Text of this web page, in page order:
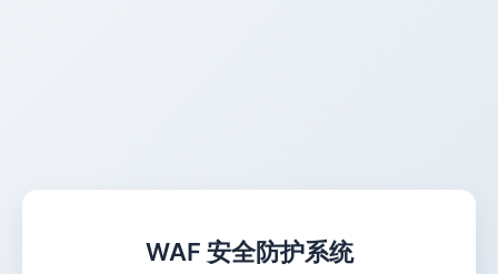
WAF 安全防护系统